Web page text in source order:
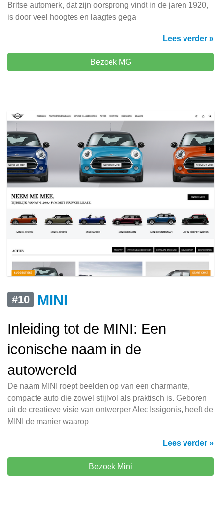
Britse automerk, dat zijn oorsprong vindt in de jaren 1920,
is door veel hoogtes en laagtes gega
Lees verder »
Bezoek MG
#10
MINI
Inleiding tot de MINI: Een
iconische naam in de
autowereld
De naam MINI roept beelden op van een charmante,
compacte auto die zowel stijlvol als praktisch is. Geboren
uit de creatieve visie van ontwerper Alec Issigonis, heeft de
MINI de manier waarop
Lees verder »
Bezoek Mini